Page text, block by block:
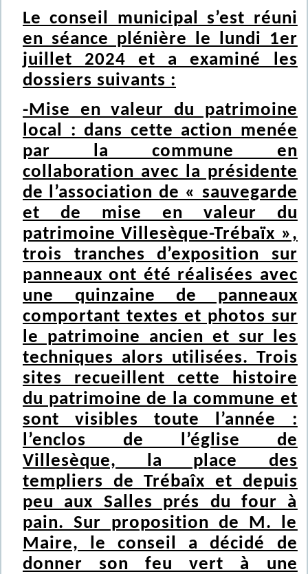
Le conseil municipal s’est réuni
en séance plénière le lundi 1er
juillet 2024 et a examiné les
dossiers suivants :
-Mise en valeur du patrimoine
local : dans cette action menée
par la commune en
collaboration avec la présidente
de l’association de « sauvegarde
et de mise en valeur du
patrimoine Villesèque-Trébaïx »,
trois tranches d’exposition sur
panneaux ont été réalisées avec
une quinzaine de panneaux
comportant textes et photos sur
le patrimoine ancien et sur les
techniques alors utilisées. Trois
sites recueillent cette histoire
du patrimoine de la commune et
sont visibles toute l’année :
l’enclos de l’église de
Villesèque, la place des
templiers de Trébaîx et depuis
peu aux Salles prés du four à
pain. Sur proposition de M. le
Maire, le conseil a décidé de
donner son feu vert à une